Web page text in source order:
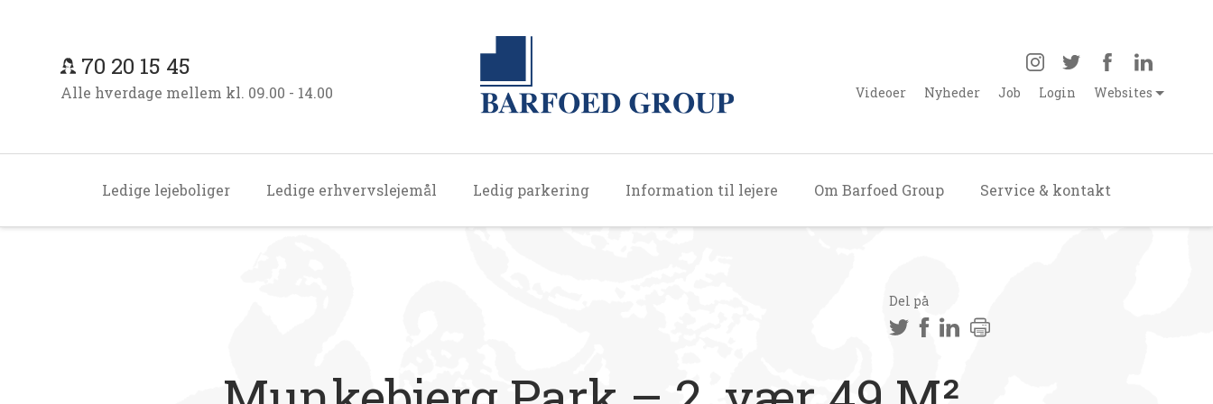
70 20 15 45
Alle hverdage mellem kl. 09.00 - 14.00 Videoer Nyheder Job Login Websites
Ledige lejeboliger Ledige erhvervslejemål Ledig parkering Information til lejere Om Barfoed Group Service & kontakt
Del på